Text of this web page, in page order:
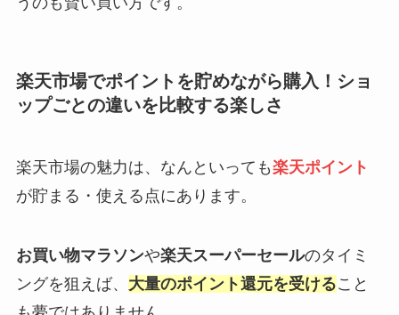
楽天市場でポイントを貯めながら購入！ショ
ップごとの違いを比較する楽しさ
楽天市場の魅力は、なんといっても楽天ポイント
が貯まる・使える点にあります。
お買い物マラソンや楽天スーパーセールのタイミ
ングを狙えば、 大量のポイント還元を受けること